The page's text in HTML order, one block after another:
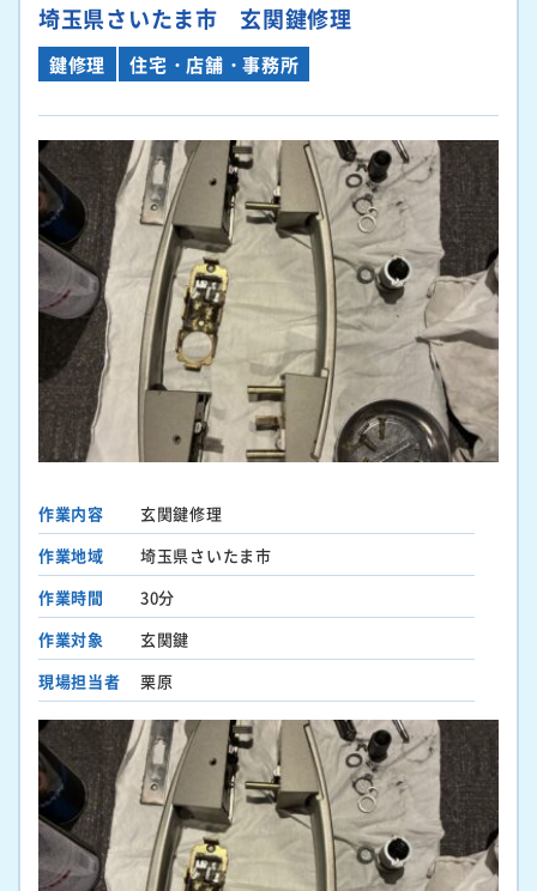
埼玉県さいたま市 玄関鍵修理
鍵修理 住宅・店舗・事務所
作業内容
玄関鍵修理
作業地域
埼玉県さいたま市
作業時間
30分
作業対象
玄関鍵
現場担当者
栗原